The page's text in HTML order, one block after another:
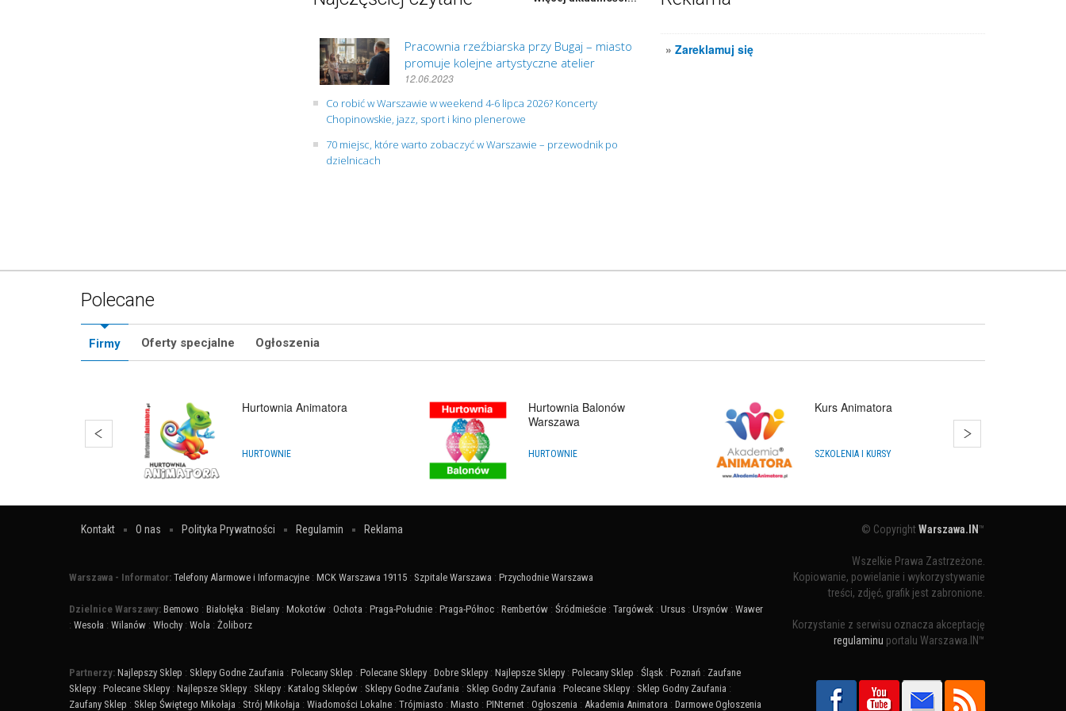
Pracownia rzeźbiarska przy Bugaj – miasto
promuje kolejne artystyczne atelier
12.06.2023
Co robić w Warszawie w weekend 4-6 lipca 2026? Koncerty
Chopinowskie, jazz, sport i kino plenerowe
70 miejsc, które warto zobaczyć w Warszawie – przewodnik po
dzielnicach
»Zareklamuj się
Polecane
Firmy Oferty specjalne Ogłoszenia
Hurtownia Animatora
HURTOWNIE
Hurtownia Balonów
Warszawa
HURTOWNIE
Kurs Animatora
SZKOLENIA I KURSY
Kontakt O nas Polityka Prywatności Regulamin Reklama
Warszawa - Informator: Telefony Alarmowe i Informacyjne : MCK Warszawa 19115 : Szpitale Warszawa : Przychodnie Warszawa
Dzielnice Warszawy: Bemowo : Białołęka : Bielany : Mokotów : Ochota : Praga-Południe : Praga-Północ : Rembertów : Śródmieście : Targówek : Ursus : Ursynów : Wawer
: Wesoła : Wilanów : Włochy : Wola : Żoliborz
Partnerzy: Najlepszy Sklep : Sklepy Godne Zaufania : Polecany Sklep : Polecane Sklepy : Dobre Sklepy : Najlepsze Sklepy : Polecany Sklep : Śląsk : Poznań : Zaufane
Sklepy : Polecane Sklepy : Najlepsze Sklepy : Sklepy : Katalog Sklepów : Sklepy Godne Zaufania : Sklep Godny Zaufania : Polecane Sklepy : Sklep Godny Zaufania :
Zaufany Sklep : Sklep Świętego Mikołaja : Strój Mikołaja : Wiadomości Lokalne : Trójmiasto : Miasto : PINternet : Ogłoszenia : Akademia Animatora : Darmowe Ogłoszenia
© CopyrightWarszawa.IN ™
Wszelkie Prawa Zastrzeżone.
Kopiowanie, powielanie i wykorzystywanie
treści, zdjęć, grafik jest zabronione.
Korzystanie z serwisu oznacza akceptację
regulaminu portalu Warszawa.IN™